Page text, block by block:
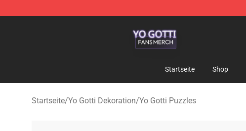
Startseite Shop
Startseite/Yo Gotti Dekoration/Yo Gotti Puzzles